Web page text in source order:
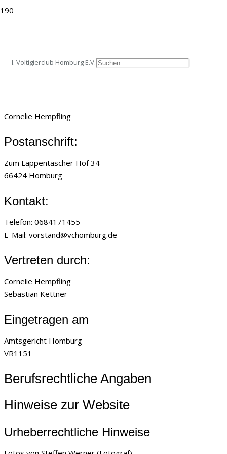
I. Voltigierclub Homburg E.V.
Cornelie Hempfling
Postanschrift:
Zum Lappentascher Hof 34
66424 Homburg
Kontakt:
Telefon: 0684171455
E-Mail: vorstand@vchomburg.de
Vertreten durch:
Cornelie Hempfling
Sebastian Kettner
Eingetragen am
Amtsgericht Homburg
VR1151
Berufsrechtliche Angaben
Hinweise zur Website
Urheberrechtliche Hinweise